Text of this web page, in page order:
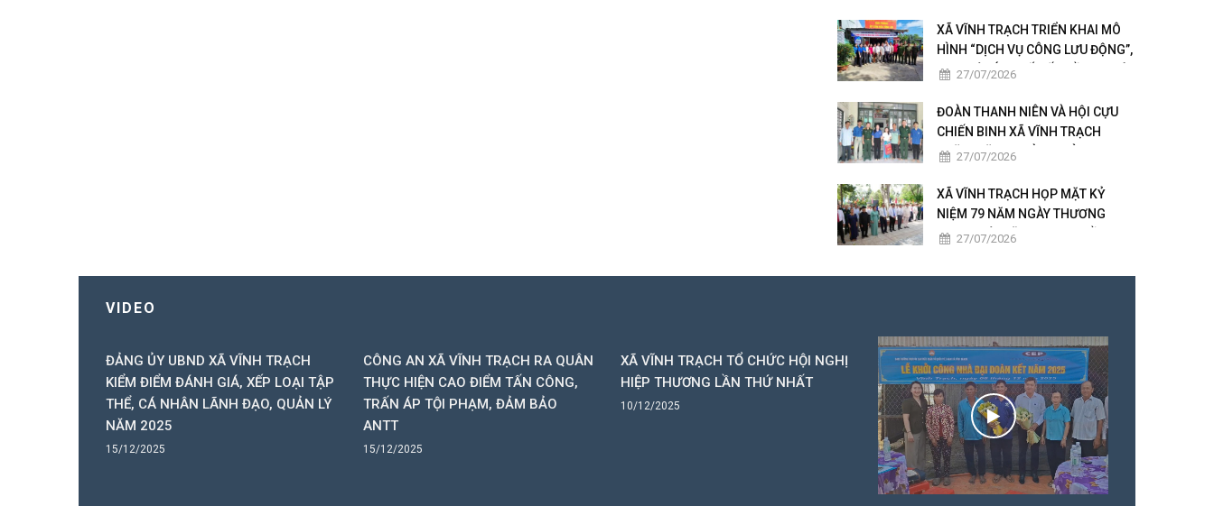
XÃ VĨNH TRẠCH TRIỂN KHAI MÔ
HÌNH “DỊCH VỤ CÔNG LƯU ĐỘNG”,
ĐƯA TIỆN ÍCH SỐ ĐẾN GẦN NGƯỜI
27/07/2026
ĐOÀN THANH NIÊN VÀ HỘI CỰU
CHIẾN BINH XÃ VĨNH TRẠCH
THĂM, TẶNG QUÀ GIA ĐÌNH
27/07/2026
XÃ VĨNH TRẠCH HỌP MẶT KỶ
NIỆM 79 NĂM NGÀY THƯƠNG
BINH - LIỆT SĨ, TRAO 50 PHẦN
27/07/2026
VIDEO
ĐẢNG ỦY UBND XÃ VĨNH TRẠCH
KIỂM ĐIỂM ĐÁNH GIÁ, XẾP LOẠI TẬP
THỂ, CÁ NHÂN LÃNH ĐẠO, QUẢN LÝ
NĂM 2025
15/12/2025
CÔNG AN XÃ VĨNH TRẠCH RA QUÂN
THỰC HIỆN CAO ĐIỂM TẤN CÔNG,
TRẤN ÁP TỘI PHẠM, ĐẢM BẢO
ANTT
15/12/2025
XÃ VĨNH TRẠCH TỔ CHỨC HỘI NGHỊ
HIỆP THƯƠNG LẦN THỨ NHẤT
10/12/2025